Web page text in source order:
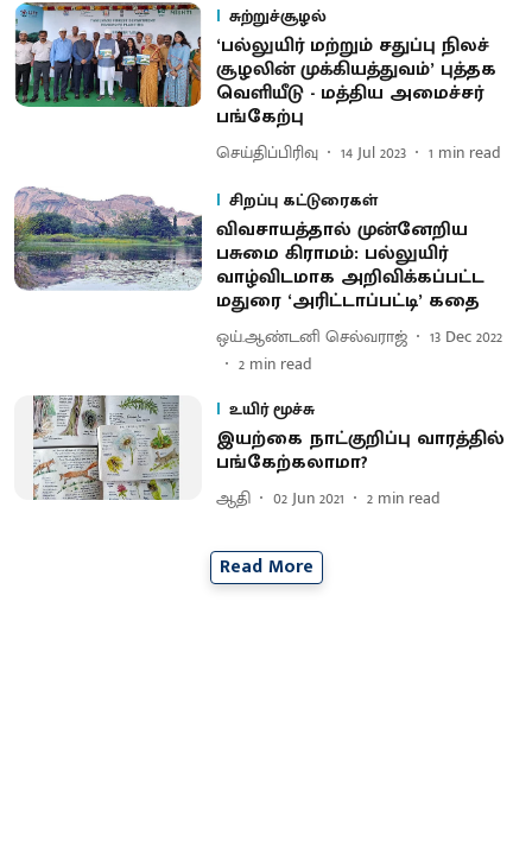
சுற்றுச்சூழல்
‘பல்லுயிர் மற்றும் சதுப்பு நிலச்
சூழலின் முக்கியத்துவம்’ புத்தக
வெளியீடு - மத்திய அமைச்சர்
பங்கேற்பு
செய்திப்பிரிவு 14 Jul 2023 1 min read
சிறப்பு கட்டுரைகள்
விவசாயத்தால் முன்னேறிய
பசுமை கிராமம்: பல்லுயிர்
வாழ்விடமாக அறிவிக்கப்பட்ட
மதுரை ‘அரிட்டாப்பட்டி’ கதை
ஒய்.ஆண்டனி செல்வராஜ்
13 Dec 2022
2 min read
உயிர் மூச்சு
இயற்கை நாட்குறிப்பு வாரத்தில்
பங்கேற்கலாமா?
ஆதி 02 Jun 2021 2 min read
Read More